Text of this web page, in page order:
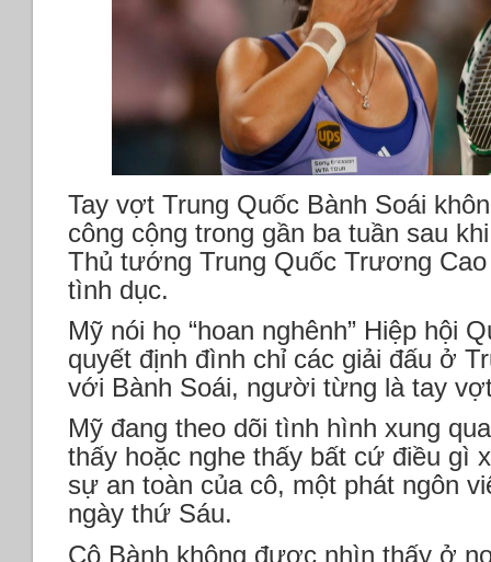
Tay vợt Trung Quốc Bành Soái
công cộng trong gần ba tuần sau
Thủ tướng Trung Quốc Trương
tình dục.
Mỹ nói họ “hoan nghênh” Hiệp hội
quyết định đình chỉ các giải đấu ở
với Bành Soái, người từng là tay
Mỹ đang theo dõi tình hình xung
thấy hoặc nghe thấy bất cứ điều gì
sự an toàn của cô, một phát ngôn
ngày thứ Sáu.
Cô Bành không được nhìn thấy ở